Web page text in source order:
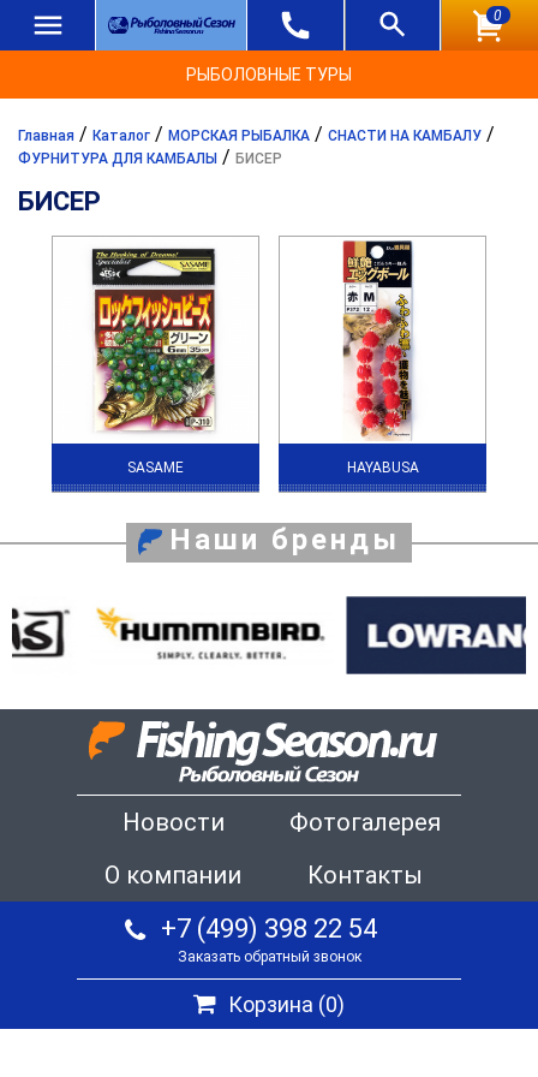
0
РЫБОЛОВНЫЕ ТУРЫ
Главная / Каталог / МОРСКАЯ РЫБАЛКА / СНАСТИ НА КАМБАЛУ /
ФУРНИТУРА ДЛЯ КАМБАЛЫ / БИСЕР
БИСЕР
SASAME HAYABUSA
Наши бренды
Новости
Фотогалерея
О компании
Контакты
+7 (499) 398 22 54
Заказать обратный звонок
Корзина (0)